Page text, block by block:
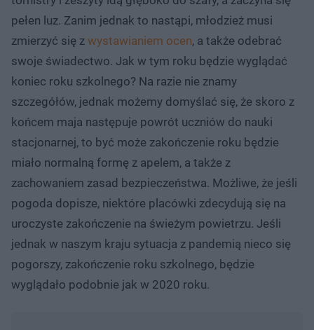
pełen luz. Zanim jednak to nastąpi, młodzież musi
zmierzyć się z wystawianiem ocen, a także odebrać
swoje świadectwo. Jak w tym roku będzie wyglądać
koniec roku szkolnego? Na razie nie znamy
szczegółów, jednak możemy domyślać się, że skoro z
końcem maja następuje powrót uczniów do nauki
stacjonarnej, to być może zakończenie roku będzie
miało normalną formę z apelem, a także z
zachowaniem zasad bezpieczeństwa. Możliwe, że jeśli
pogoda dopisze, niektóre placówki zdecydują się na
uroczyste zakończenie na świeżym powietrzu. Jeśli
jednak w naszym kraju sytuacja z pandemią nieco się
pogorszy, zakończenie roku szkolnego, będzie
wyglądało podobnie jak w 2020 roku.